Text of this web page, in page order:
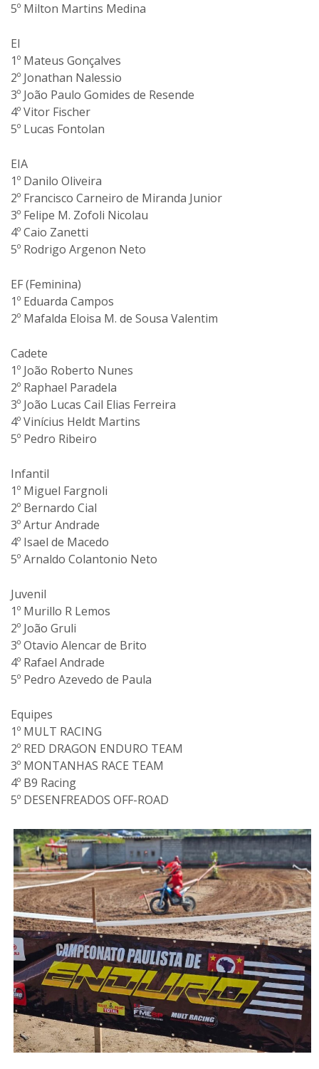
5º Milton Martins Medina
EI
1º Mateus Gonçalves
2º Jonathan Nalessio
3º João Paulo Gomides de Resende
4º Vitor Fischer
5º Lucas Fontolan
EIA
1º Danilo Oliveira
2º Francisco Carneiro de Miranda Junior
3º Felipe M. Zofoli Nicolau
4º Caio Zanetti
5º Rodrigo Argenon Neto
EF (Feminina)
1º Eduarda Campos
2º Mafalda Eloisa M. de Sousa Valentim
Cadete
1º João Roberto Nunes
2º Raphael Paradela
3º João Lucas Cail Elias Ferreira
4º Vinícius Heldt Martins
5º Pedro Ribeiro
Infantil
1º Miguel Fargnoli
2º Bernardo Cial
3º Artur Andrade
4º Isael de Macedo
5º Arnaldo Colantonio Neto
Juvenil
1º Murillo R Lemos
2º João Gruli
3º Otavio Alencar de Brito
4º Rafael Andrade
5º Pedro Azevedo de Paula
Equipes
1º MULT RACING
2º RED DRAGON ENDURO TEAM
3º MONTANHAS RACE TEAM
4º B9 Racing
5º DESENFREADOS OFF-ROAD